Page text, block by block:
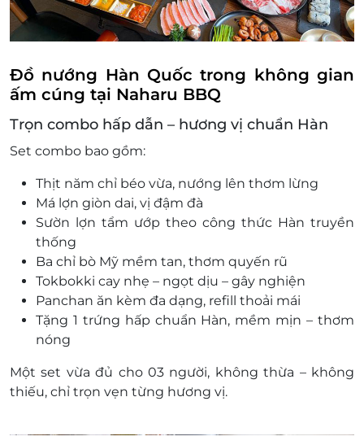
Đồ nướng Hàn Quốc trong không gian
ấm cúng tại Naharu BBQ
Trọn combo hấp dẫn – hương vị chuẩn Hàn
Set combo bao gồm:
Thịt năm chỉ béo vừa, nướng lên thơm lừng
Má lợn giòn dai, vị đậm đà
Sườn lợn tẩm ướp theo công thức Hàn truyền
thống
Ba chỉ bò Mỹ mềm tan, thơm quyến rũ
Tokbokki cay nhẹ – ngọt dịu – gây nghiện
Panchan ăn kèm đa dạng, refill thoải mái
Tặng 1 trứng hấp chuẩn Hàn, mềm mịn – thơm
nóng
Một set vừa đủ cho 03 người, không thừa – không
thiếu, chỉ trọn vẹn từng hương vị.